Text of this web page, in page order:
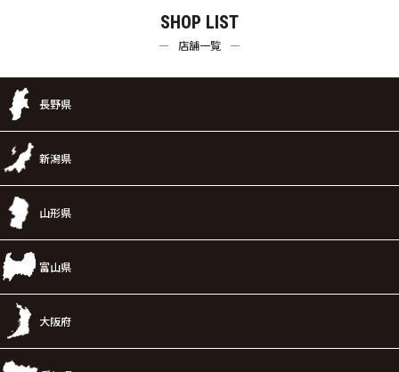
SHOP LIST
店舗一覧
長野県
新潟県
山形県
富山県
大阪府